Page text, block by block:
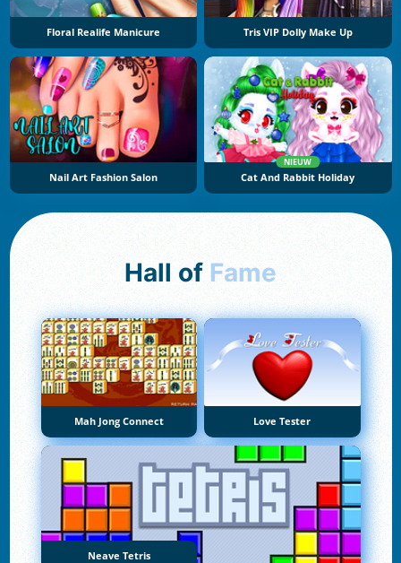
Floral Realife Manicure Tris VIP Dolly Make Up
Nail Art Fashion Salon
NIEUW
Cat And Rabbit Holiday
Hall of Fame
Mah Jong Connect Love Tester
Neave Tetris